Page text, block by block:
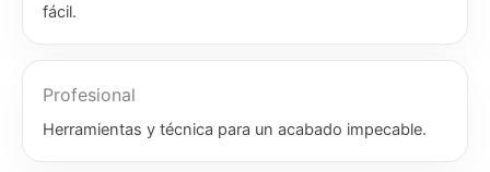
fácil.
Profesional
Herramientas y técnica para un acabado impecable.